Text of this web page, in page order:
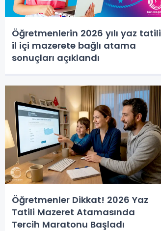
Öğretmenlerin 2026 yılı yaz tatili
il içi mazerete bağlı atama
sonuçları açıklandı
Öğretmenler Dikkat! 2026 Yaz
Tatili Mazeret Atamasında
Tercih Maratonu Başladı